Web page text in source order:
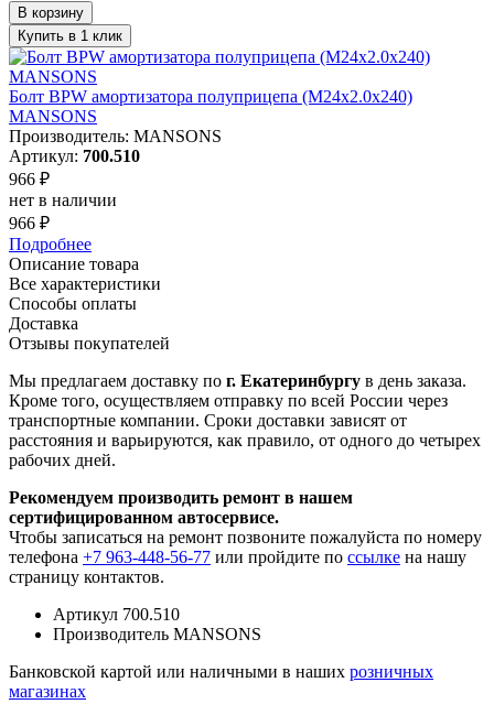
В корзину
Купить в 1 клик
Болт BPW амортизатора полуприцепа (М24х2.0х240)
MANSONS
Производитель: MANSONS
Артикул: 700.510
966 ₽
нет в наличии
966 ₽
Подробнее
Описание товара
Все характеристики
Способы оплаты
Доставка
Отзывы покупателей
Мы предлагаем доставку по г. Екатеринбургу в день заказа.
Кроме того, осуществляем отправку по всей России через
транспортные компании. Сроки доставки зависят от
расстояния и варьируются, как правило, от одного до четырех
рабочих дней.
Рекомендуем производить ремонт в нашем
сертифицированном автосервисе.
Чтобы записаться на ремонт позвоните пожалуйста по номеру
телефона +7 963-448-56-77 или пройдите по ссылке на нашу
страницу контактов.
Артикул 700.510
Производитель MANSONS
Банковской картой или наличными в наших розничных
магазинах